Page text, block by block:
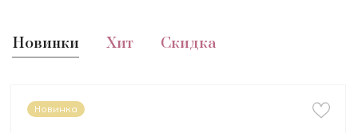
Новинки Хит Скидка
Новинка